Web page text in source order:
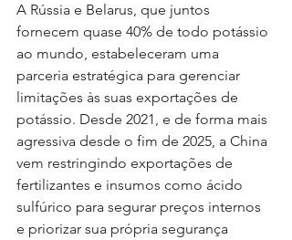
A Rússia e Belarus, que juntos
fornecem quase 40% de todo potássio
ao mundo, estabeleceram uma
parceria estratégica para gerenciar
limitações às suas exportações de
potássio. Desde 2021, e de forma mais
agressiva desde o fim de 2025, a China
vem restringindo exportações de
fertilizantes e insumos como ácido
sulfúrico para segurar preços internos
e priorizar sua própria segurança